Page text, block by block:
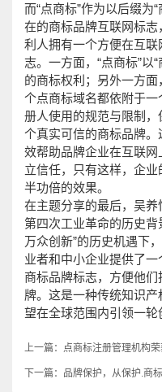
而“点商标”作为以后缀为
在的商标品牌互联网标
利人拥有一个方便在互
志。一方面，“点商标”以
的商标权利；另外一方面
个点商标域名都依附于
册人使用的规范与限制
个真实可信的商标品牌
效帮助品牌企业在互联
立信任，只有这样，企
半功倍的效果。
在主题分享的最后，吴
第四次工业革命的历史背
万众创新”的历史机遇下
业者和中小企业提供了
商标品牌标志，方便他
牌。这是一种传统知识
望在全球范围内引领一轮
上一篇： 点商标注册管理机构
下一篇： 品牌保护，从保护.商